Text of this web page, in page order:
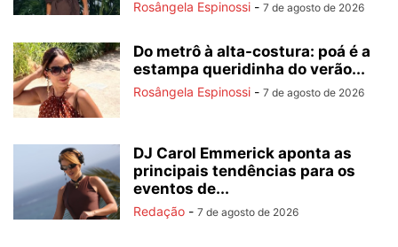
Rosângela Espinossi - 7 de agosto de 2026
Do metrô à alta-costura: poá é a
estampa queridinha do verão...
Rosângela Espinossi - 7 de agosto de 2026
DJ Carol Emmerick aponta as
principais tendências para os
eventos de...
Redação - 7 de agosto de 2026